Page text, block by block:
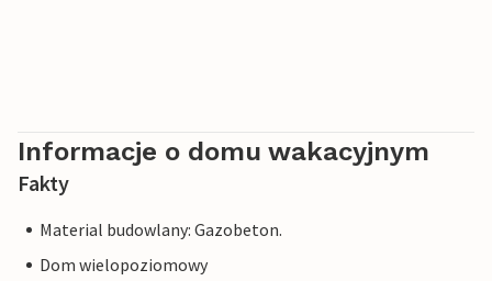
Informacje o domu wakacyjnym
Fakty
Material budowlany: Gazobeton.
Dom wielopoziomowy